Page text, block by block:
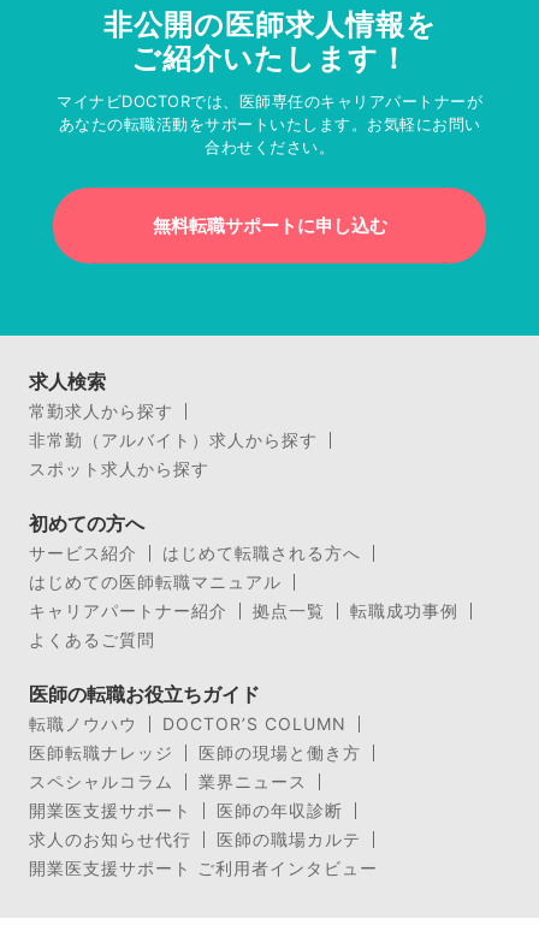
非公開の医師求人情報を
ご紹介いたします！
マイナビDOCTORでは、医師専任のキャリアパートナーが
あなたの転職活動をサポートいたします。お気軽にお問い
合わせください。
無料転職サポートに申し込む
求人検索
常勤求人から探す
非常勤（アルバイト）求人から探す
スポット求人から探す
初めての方へ
サービス紹介
はじめて転職される方へ
はじめての医師転職マニュアル
キャリアパートナー紹介
拠点一覧
転職成功事例
よくあるご質問
医師の転職お役立ちガイド
転職ノウハウ
DOCTOR’S COLUMN
医師転職ナレッジ
医師の現場と働き方
スペシャルコラム
業界ニュース
開業医支援サポート
医師の年収診断
求人のお知らせ代行
医師の職場カルテ
開業医支援サポート ご利用者インタビュー